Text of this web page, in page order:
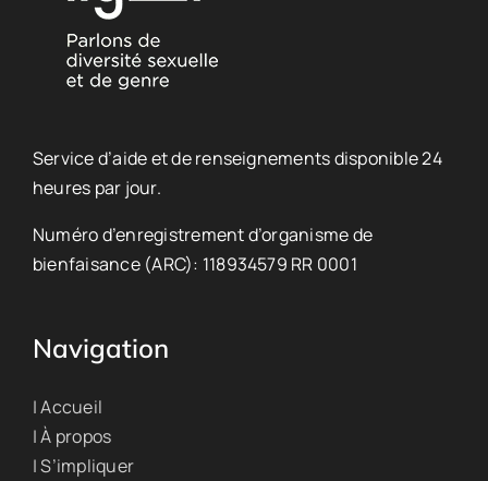
Service d’aide et de renseignements disponible 24
heures par jour.
Numéro d’enregistrement d’organisme de
bienfaisance (ARC): 118934579 RR 0001
Navigation
| Accueil
| À propos
| S’impliquer